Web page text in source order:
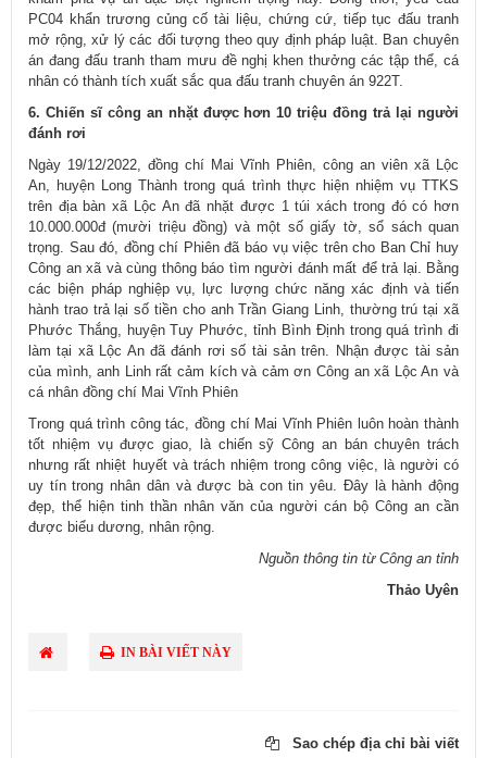
PC04 khẩn trương củng cố tài liệu, chứng cứ, tiếp tục đấu tranh
mở rộng, xử lý các đối tượng theo quy định pháp luật. Ban chuyên
án đang đấu tranh tham mưu đề nghị khen thưởng các tập thể, cá
nhân có thành tích xuất sắc qua đấu tranh chuyên án 922T.
6. Chiến sĩ công an nhặt được hơn 10 triệu đồng trả lại người
đánh rơi
Ngày 19/12/2022, đồng chí Mai Vĩnh Phiên, công an viên xã Lộc
An, huyện Long Thành trong quá trình thực hiện nhiệm vụ TTKS
trên địa bàn xã Lộc An đã nhặt được 1 túi xách trong đó có hơn
10.000.000đ (mười triệu đồng) và một số giấy tờ, sổ sách quan
trọng. Sau đó, đồng chí Phiên đã báo vụ việc trên cho Ban Chỉ huy
Công an xã và cùng thông báo tìm người đánh mất để trả lại. Bằng
các biện pháp nghiệp vụ, lực lượng chức năng xác định và tiến
hành trao trả lại số tiền cho anh Trần Giang Linh, thường trú tại xã
Phước Thắng, huyện Tuy Phước, tỉnh Bình Định trong quá trình đi
làm tại xã Lộc An đã đánh rơi số tài sản trên. Nhận được tài sản
của mình, anh Linh rất cảm kích và cảm ơn Công an xã Lộc An và
cá nhân đồng chí Mai Vĩnh Phiên
Trong quá trình công tác, đồng chí Mai Vĩnh Phiên luôn hoàn thành
tốt nhiệm vụ được giao, là chiến sỹ Công an bán chuyên trách
nhưng rất nhiệt huyết và trách nhiệm trong công việc, là người có
uy tín trong nhân dân và được bà con tin yêu. Đây là hành động
đẹp, thể hiện tinh thần nhân văn của người cán bộ Công an cần
được biểu dương, nhân rộng.
Nguồn thông tin từ Công an tỉnh
Thảo Uyên
IN BÀI VIẾT NÀY
Sao chép địa chỉ bài viết